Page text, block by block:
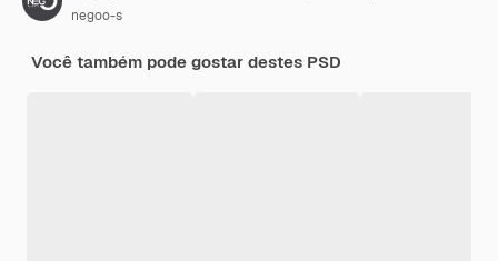
negoo-s
Você também pode gostar destes PSD